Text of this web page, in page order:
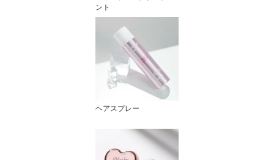
ント
ヘアスプレー